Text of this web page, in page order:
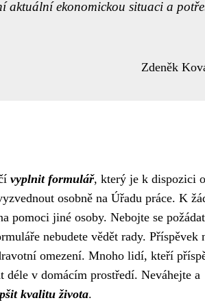
aktuální ekonomickou situaci a
Zdeněk
vyplnit formulář, který je k dispozici
osobně na Úřadu práce. K
pomoci jiné osoby. Nebojte se
nebudete vědět rady. Příspěvek
omezení. Mnoho lidí, kteří
v domácím prostředí. Neváhejte a
kvalitu života.